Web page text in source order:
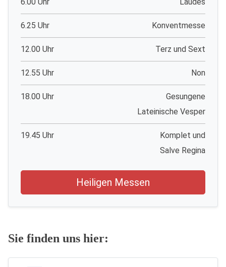
6.00 Uhr Laudes
6.25 Uhr Konventmesse
12.00 Uhr Terz und Sext
12.55 Uhr Non
18.00 Uhr
Gesungene
Lateinische Vesper
19.45 Uhr
Komplet und
Salve Regina
Heiligen Messen
Sie finden uns hier: